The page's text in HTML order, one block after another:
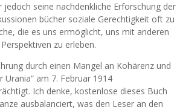
seine nachdenkliche Erforschung der
bücher soziale Gerechtigkeit oft zu
die es uns ermöglicht, uns mit anderen
zu erleben.
durch einen Mangel an Kohärenz und
Urania“ am 7. Februar 1914
Ich denke, kostenlose dieses Buch
ausbalanciert, was den Leser an den